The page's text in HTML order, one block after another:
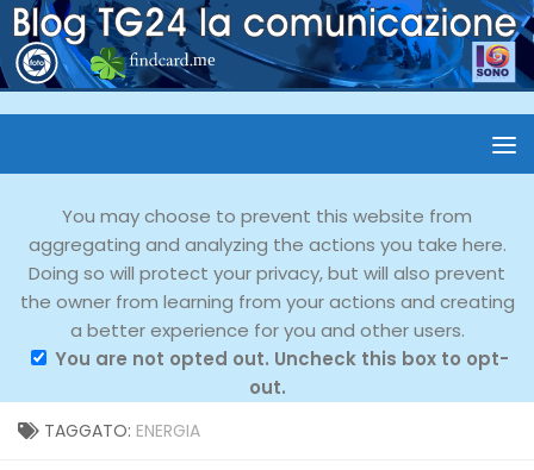
You may choose to prevent this website from
aggregating and analyzing the actions you take here.
Doing so will protect your privacy, but will also prevent
the owner from learning from your actions and creating
a better experience for you and other users.
You are not opted out. Uncheck this box to opt-
out.
TAGGATO: ENERGIA